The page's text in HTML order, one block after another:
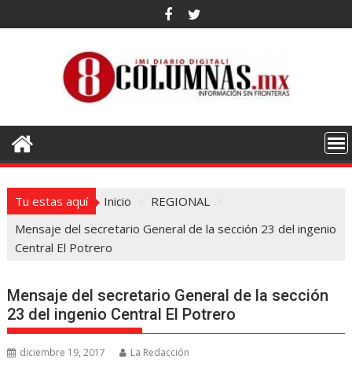
al
Tu estas aquí Inicio
REGIONAL
Mensaje del secretario General de la sección 23 del ingenio
Central El Potrero
Mensaje del secretario General de la sección
23 del ingenio Central El Potrero
diciembre 19, 2017 La Redacción